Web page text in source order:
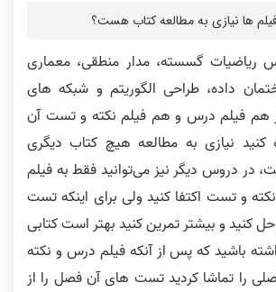
نظر رتبه 2 کنکور ارشد کامپیوتر
نظر رتبه 6 کنکور ارشد کامپیوتر
فیلم ها نیازی به مطالعه کتاب هست؟
ریاضیات گسسته، مدار منطقی، معماری
داده، طراحی الگوریتم و شبکه های
هم فیلم درس و هم فیلم نکته و تست آن
کنید نیازی به مطالعه هیچ کتاب دیگری
در دروس دیگر نیز می‌توانید فقط به فیلم
و تست اکتفا کنید ولی برای اینکه تست
کنید و بیشتر تمرین کنید بهتر است کتابی
باشید که پس از آنکه فیلم درس و نکته
را تماشا کردید تست های آن فصل را از